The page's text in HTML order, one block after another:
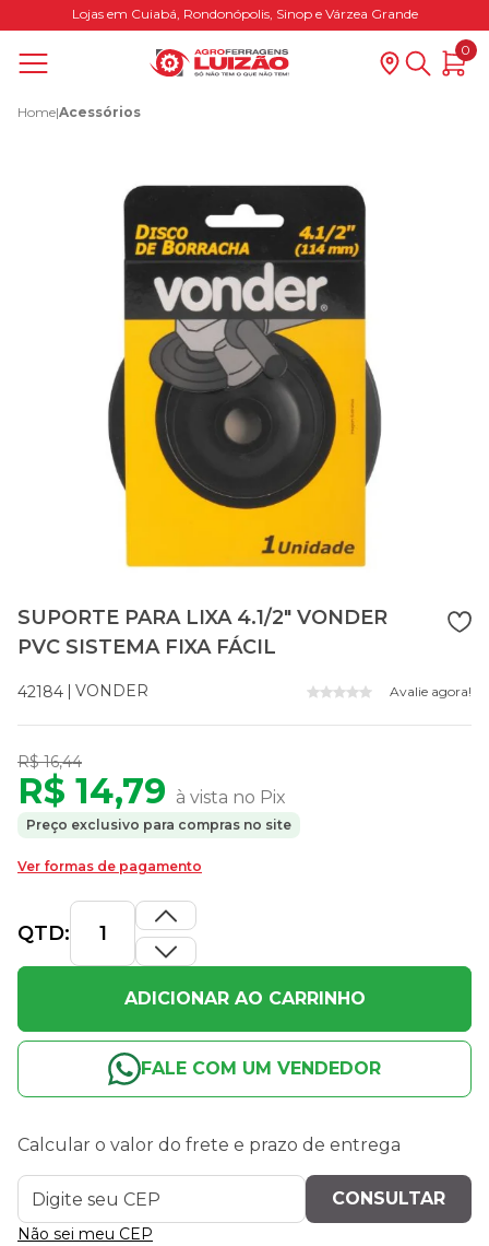
Lojas em Cuiabá, Rondonópolis, Sinop e Várzea Grande
0
Home|Acessórios
SUPORTE PARA LIXA 4.1/2" VONDER
PVC SISTEMA FIXA FÁCIL
42184 VONDER Avalie agora!
R$ 16,44
R$ 14,79 à vista no Pix
Preço exclusivo para compras no site
Ver formas de pagamento
QTD:
ADICIONAR AO CARRINHO
FALE COM UM VENDEDOR
Calcular o valor do frete e prazo de entrega
Não sei meu CEP